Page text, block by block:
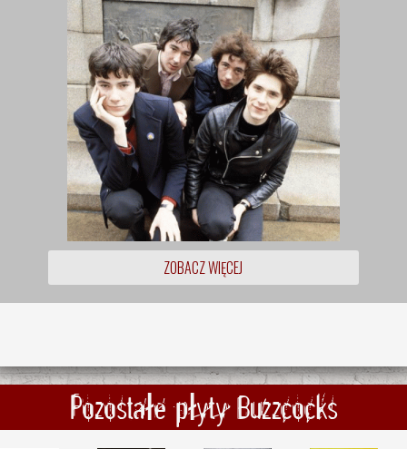
ZOBACZ WIĘCEJ
Pozostałe płyty Buzzcocks